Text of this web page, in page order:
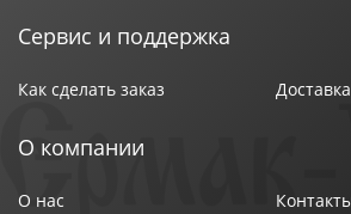
средств;
• избегать резкого перепада
Сервис и поддержка
Как сделать заказ
О компании
О нас